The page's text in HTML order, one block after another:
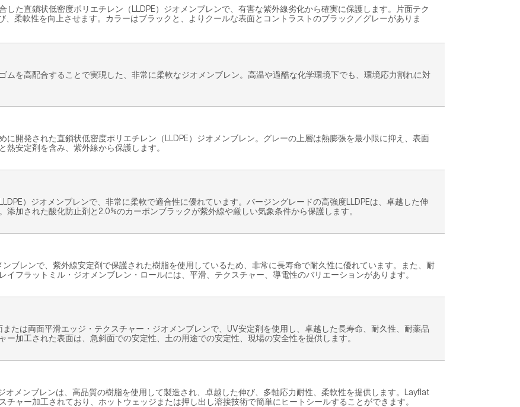
した直鎖状低密度ポリエチレン（LLDPE）ジオメンブレンで、有害な紫外線劣化から確実に保護します。片面テク
、柔軟性を向上させます。カラーはブラックと、よりクールな表面とコントラストのブラック／グレーがありま
ムを高配合することで実現した、非常に柔軟なジオメンブレン。高温や過酷な化学環境下でも、環境応力割れに対
に開発された直鎖状低密度ポリエチレン（LLDPE）ジオメンブレン。グレーの上層は熱膨張を最小限に抑え、表面
熱安定剤を含み、紫外線から保護します。
）ジオメンブレンで、非常に柔軟で適合性に優れています。バージングレードの高強度LLDPEは、卓越した伸
添加された酸化防止剤と2.0%のカーボンブラックが紫外線や厳しい気象条件から保護します。
ンブレンで、紫外線安定剤で保護された樹脂を使用しているため、非常に長寿命で耐久性に優れています。また、耐
イフラットミル・ジオメンブレン・ロールには、平滑、テクスチャー、導電性のバリエーションがあります。
または両面平滑エッジ・テクスチャー・ジオメンブレンで、UV安定剤を使用し、卓越した長寿命、耐久性、耐薬品
ー加工された表面は、急斜面での安定性、土の用途での安定性、現場の安全性を提供します。
オメンブレンは、高品質の樹脂を使用して製造され、卓越した伸び、多軸応力耐性、柔軟性を提供します。Layflat
チャー加工されており、ホットウェッジまたは押し出し溶接技術で簡単にヒートシールすることができます。